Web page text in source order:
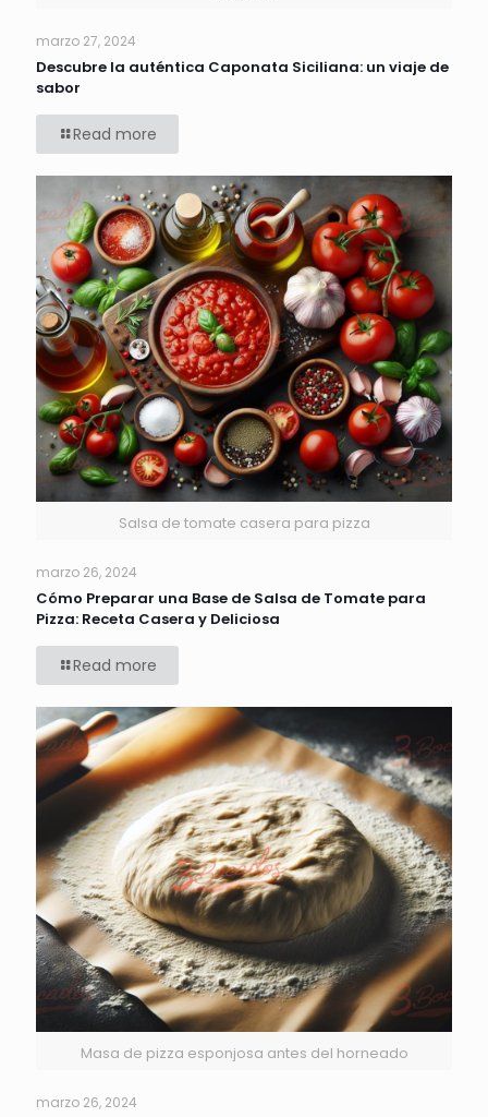
marzo 27, 2024
Descubre la auténtica Caponata Siciliana: un viaje de
sabor
Read more
Salsa de tomate casera para pizza
marzo 26, 2024
Cómo Preparar una Base de Salsa de Tomate para
Pizza: Receta Casera y Deliciosa
Read more
Masa de pizza esponjosa antes del horneado
marzo 26, 2024